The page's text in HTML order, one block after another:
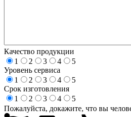
Качество продукции
1
2 3 4
5
Уровень сервиса
1
2 3 4
5
Срок изготовления
1
2 3 4
5
Пожалуйста, докажите, что вы